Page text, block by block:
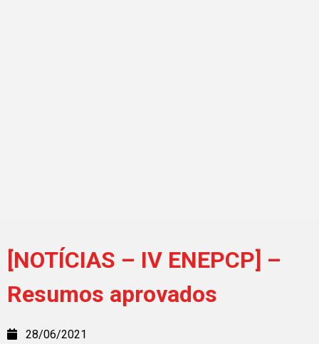
[NOTÍCIAS – IV ENEPCP] –
Resumos aprovados
28/06/2021